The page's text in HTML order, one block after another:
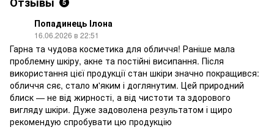
5
Попадинець Ілона
16.06.2026 в 22:51
Гарна та чудова косметика для обличчя! Раніше мала
проблемну шкіру, акне та постійні висипання. Після
використання цієї продукції стан шкіри значно покращився:
обличчя сяє, стало м'яким і доглянутим. Цей природний
блиск — не від жирності, а від чистоти та здорового
вигляду шкіри. Дуже задоволена результатом і щиро
рекомендую спробувати цю продукцію